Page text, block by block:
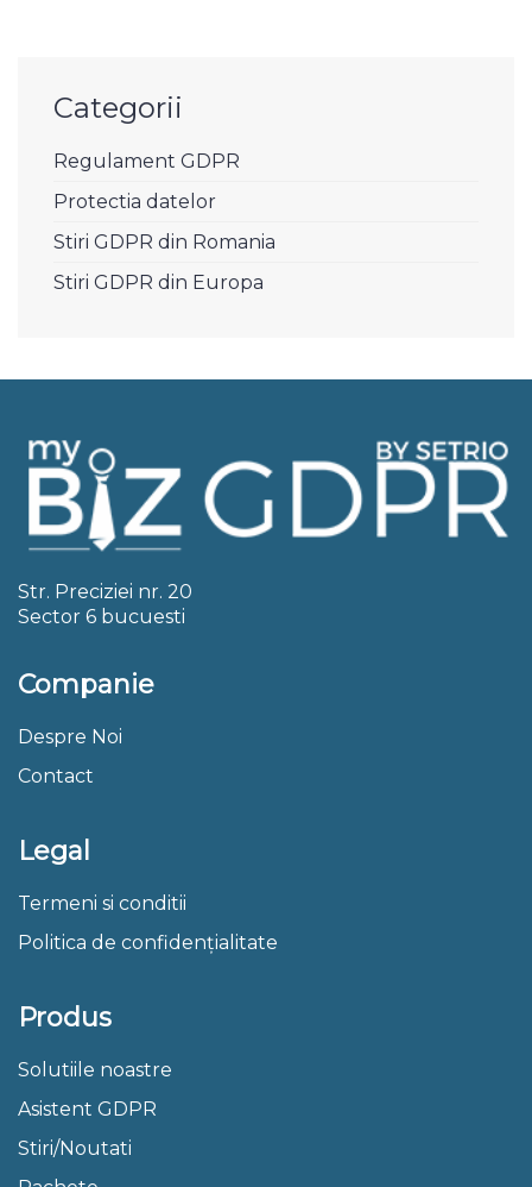
Categorii
Regulament GDPR
Protectia datelor
Stiri GDPR din Romania
Stiri GDPR din Europa
Str. Preciziei nr. 20
Sector 6 bucuesti
Companie
Despre Noi
Contact
Legal
Termeni si conditii
Politica de confidențialitate
Produs
Solutiile noastre
Asistent GDPR
Stiri/Noutati